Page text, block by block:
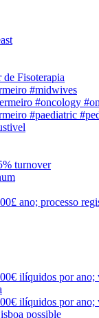
Fisoterapia
#midwives
#oncology
#paediatric
turnover
ano; processo
ilíquidos por ano;
ilíquidos por ano;
possible